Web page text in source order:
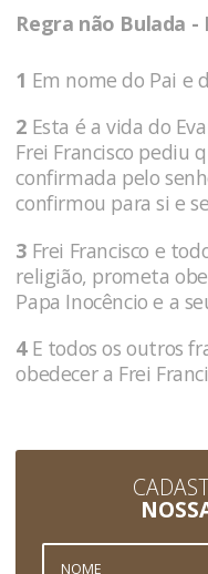
Regra não Bulada -
1 Em nome do Pai e
2 Esta é a vida do
Frei Francisco pediu
confirmada pelo
confirmou para si e
3 Frei Francisco e
religião, prometa
Papa Inocêncio e a
4E todos os outros
obedecer a Frei